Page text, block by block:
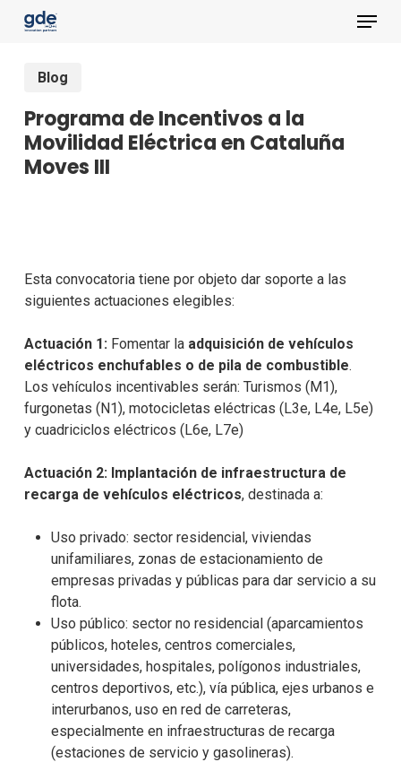
content
Menu
Blog
Programa de Incentivos a la
Movilidad Eléctrica en Cataluña
Moves III
Esta convocatoria tiene por objeto dar soporte a las
siguientes actuaciones elegibles:
Actuación 1: Fomentar la adquisición de vehículos
eléctricos enchufables o de pila de combustible.
Los vehículos incentivables serán: Turismos (M1),
furgonetas (N1), motocicletas eléctricas (L3e, L4e, L5e)
y cuadriciclos eléctricos (L6e, L7e)
Actuación 2: Implantación de infraestructura de
recarga de vehículos eléctricos, destinada a:
Uso privado: sector residencial, viviendas
unifamiliares, zonas de estacionamiento de
empresas privadas y públicas para dar servicio a su
flota.
Uso público: sector no residencial (aparcamientos
públicos, hoteles, centros comerciales,
universidades, hospitales, polígonos industriales,
centros deportivos, etc.), vía pública, ejes urbanos e
interurbanos, uso en red de carreteras,
especialmente en infraestructuras de recarga
(estaciones de servicio y gasolineras).